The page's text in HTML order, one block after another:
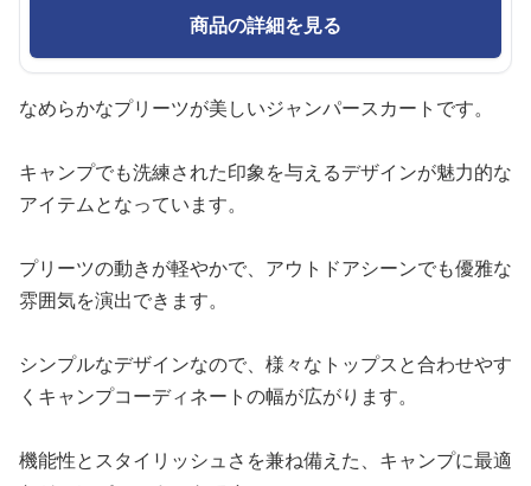
商品の詳細を見る
なめらかなプリーツが美しいジャンパースカートです。
キャンプでも洗練された印象を与えるデザインが魅力的な
アイテムとなっています。
プリーツの動きが軽やかで、アウトドアシーンでも優雅な
雰囲気を演出できます。
シンプルなデザインなので、様々なトップスと合わせやす
くキャンプコーディネートの幅が広がります。
機能性とスタイリッシュさを兼ね備えた、キャンプに最適